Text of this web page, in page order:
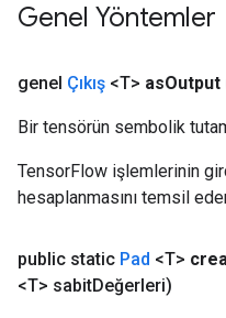
Genel Yöntemler
genel Çıkış <T> asOutput
Bir tensörün sembolik
TensorFlow işlemlerinin
hesaplanmasını temsil
public static Pad <T>
<T> sabitDeğerleri)